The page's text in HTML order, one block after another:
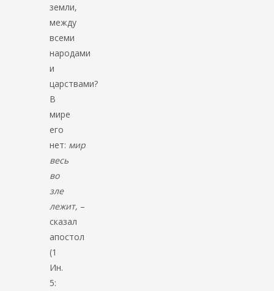
земли,
между
всеми
народами
и
царствами?
В
мире
его
нет: мир
весь
во
зле
лежит, –
сказал
апостол
(1
Ин.
5: